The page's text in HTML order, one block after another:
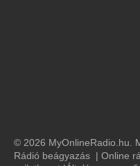
© 2026 MyOnlineRadio.hu.
Rádió beágyazás | Online